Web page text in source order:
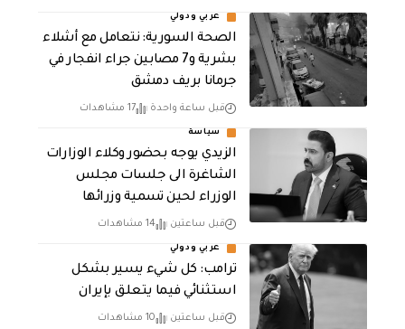
عربي ودولي
الصحة السورية: نتعامل مع أشلاء
بشرية و7 مصابين جراء انفجار في
جرمانا بريف دمشق
قبل ساعة واحدة 17 مشاهدات
سياسة
الزيدي يوجه بحضور وكلاء الوزارات
الشاغرة الى جلسات مجلس
الوزراء لحين تسمية وزرائها
قبل ساعتين 14 مشاهدات
عربي ودولي
ترامب: كل شيء يسير بشكل
استثنائي فيما يتعلق بإيران
قبل ساعتين 10 مشاهدات